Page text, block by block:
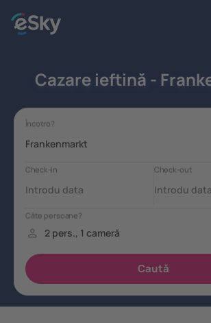
Cazare ieftină -